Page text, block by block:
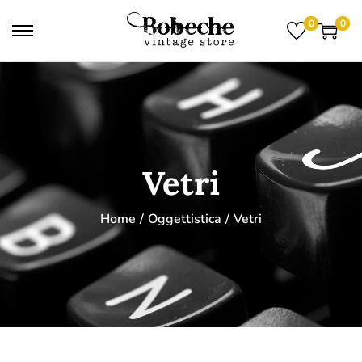
0 0
Vetri
Home / Oggettistica / Vetri